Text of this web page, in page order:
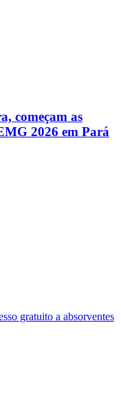
começam as
2026 em Pará
gratuito a absorventes